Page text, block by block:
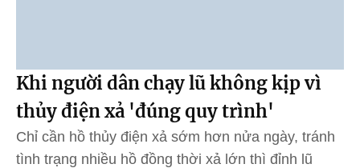
Khi người dân chạy lũ không kịp vì
thủy điện xả 'đúng quy trình'
Chỉ cần hồ thủy điện xả sớm hơn nửa ngày, tránh
tình trạng nhiều hồ đồng thời xả lớn thì đỉnh lũ